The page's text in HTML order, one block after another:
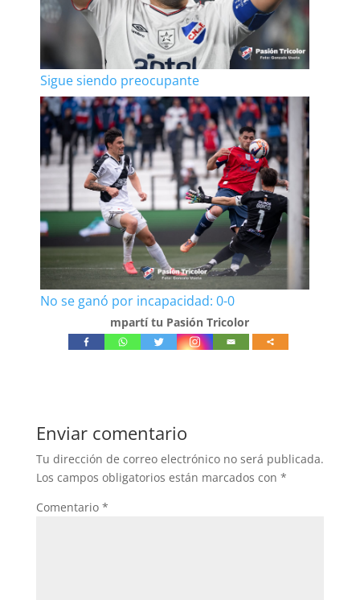
Sigue siendo preocupante
No se ganó por incapacidad: 0-0
mpartí tu Pasión Tricolor
Enviar comentario
Tu dirección de correo electrónico no será publicada.
Los campos obligatorios están marcados con *
Comentario *